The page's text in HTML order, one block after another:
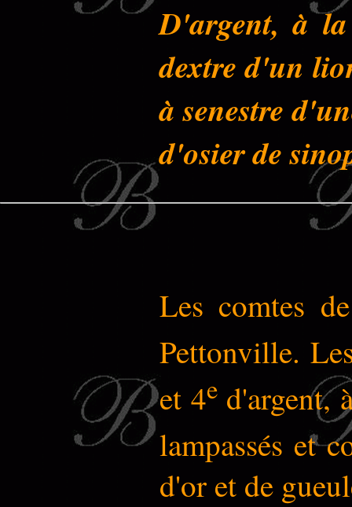
D'argent, à la
dextre d'un
à senestre
d'osier de
Les comtes
Pettonville.
et 4ed'argent,
lampassés et
d'or et de